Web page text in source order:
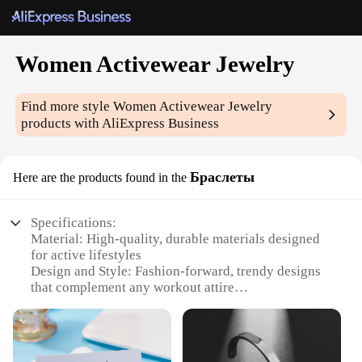
Women Activewear Jewelry
Find more styleWomen Activewear Jewelry
products with AliExpress Business
Here are the products found in the Браслеты
Specifications:
Material: High-quality, durable materials designed
for active lifestyles
Design and Style: Fashion-forward, trendy designs
that complement any workout attire
activewear settings
Performance and Property: Lightweight,
comfortable, and sweat-resistant